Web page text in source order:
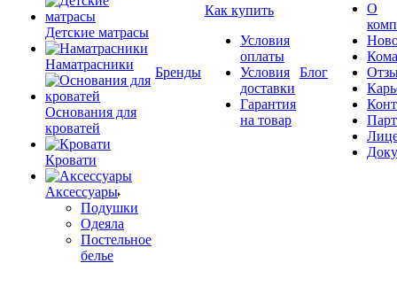
Детские матрасы
Наматрасники
Основания для
кроватей
Кровати
Аксессуары
Подушки
Одеяла
Постельное
белье
Бренды
Как купить
Условия
оплаты
Условия
доставки
Гарантия
на товар
Блог
О